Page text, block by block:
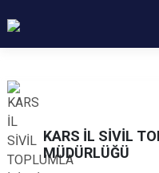
KARS İL SİVİL
MÜDÜRLÜĞÜ